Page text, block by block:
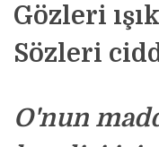
Gözleri
Sözleri
O'nun